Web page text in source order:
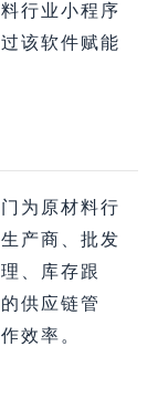
行业小程序
该软件赋能
为原材料行
产商、批发
、库存跟
供应链管
效率。